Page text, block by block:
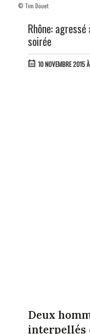
© Tim Douet
Rhône:
soirée
10 NOVEMBRE 2015
Deux
interpellés